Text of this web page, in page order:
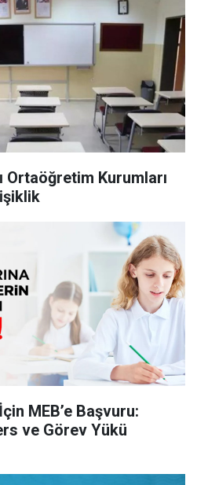
Ortaöğretim Kurumları
MEB’e Başvuru:
ve Görev Yükü